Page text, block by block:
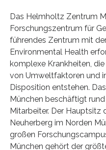
Das Helmholtz Zentrum
Forschungszentrum für
führendes Zentrum mit
Environmental Health
komplexe Krankheiten,
von Umweltfaktoren und
Disposition entstehen.
München beschäftigt
Mitarbeiter. Der Hauptsitz
Neuherberg im Norden
großen
München gehört der